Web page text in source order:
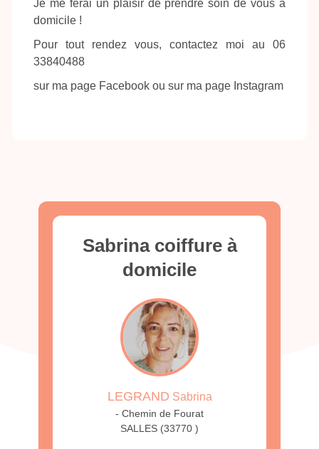
Je me ferai un plaisir de prendre soin de vous à
domicile !
Pour tout rendez vous, contactez moi au 06
33840488
sur ma page Facebook ou sur ma page Instagram
Sabrina coiffure à
domicile
LEGRAND Sabrina
- Chemin de Fourat
SALLES (33770 )